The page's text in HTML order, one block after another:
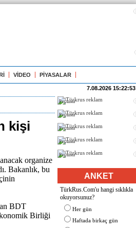
VİDEO PİYASALAR
7.08.2026 15:22:53
kişi
organize
Bakanlık, bu
BDT
Birliği
Реклама
Реклама
Реклама
Реклама
Реклама
ANKET
TürkRus.Com'u hangi sıklıkla
okuyorsunuz?
Her gün
Haftada birkaç gün